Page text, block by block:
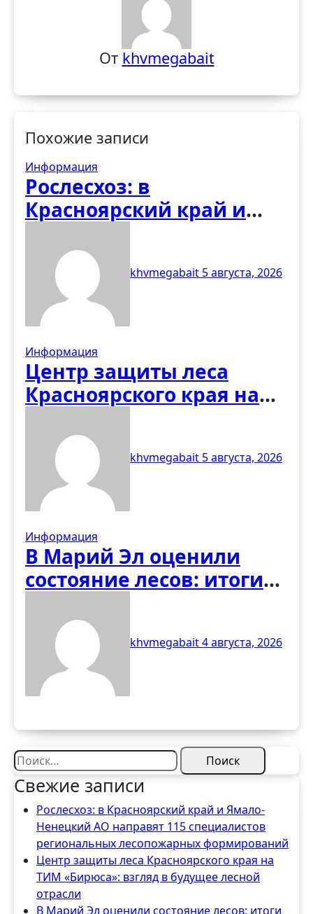
От khvmegabait
Похожие записи
Информация
Рослесхоз: в
Красноярский край и
направят 115
специалистов
региональных
лесопожарных
формирований
khvmegabait 5 августа, 2026
Информация
Центр защиты леса
Красноярского края на
будущее лесной отрасли
khvmegabait 5 августа, 2026
Информация
В Марий Эл оценили
состояние лесов: итоги
наблюдений
khvmegabait4 августа, 2026
Найти:
Свежие записи
Рослесхоз: в Красноярский край и Ямало-
Ненецкий АО направят 115 специалистов
региональных лесопожарных формирований
Центр защиты леса Красноярского края на
ТИМ «Бирюса»: взгляд в будущее лесной
отрасли
В Марий Эл оценили состояние лесов: итоги